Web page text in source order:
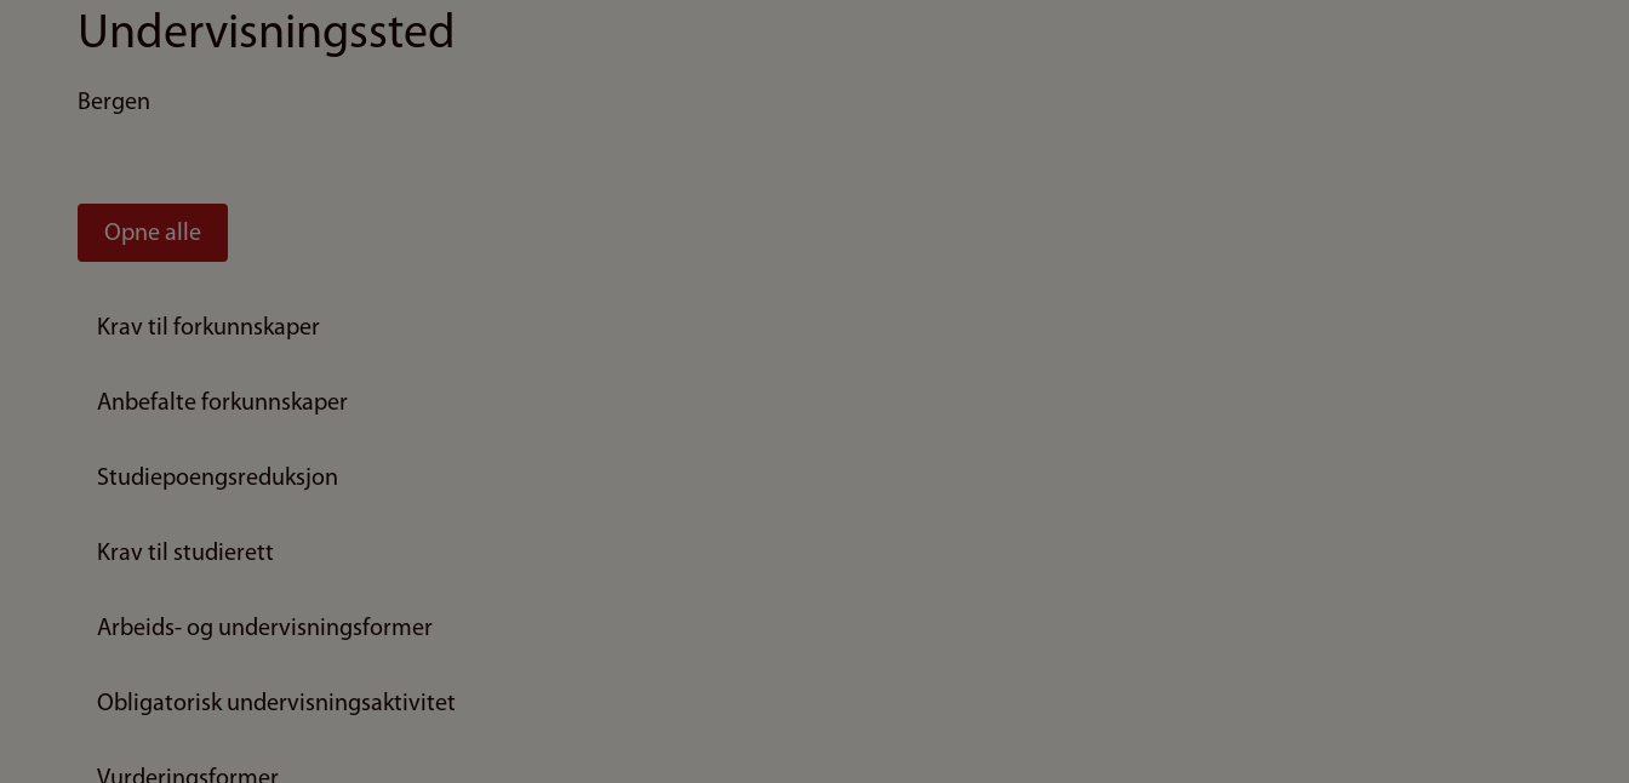
Undervisningssted
Bergen
Opne alle
Krav til forkunnskaper
Anbefalte forkunnskaper
Studiepoengsreduksjon
Krav til studierett
Arbeids- og undervisningsformer
Obligatorisk undervisningsaktivitet